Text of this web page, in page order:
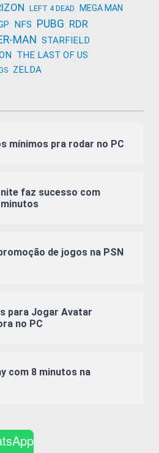
LEFT 4 DEAD MEGA MAN
NFS PUBG RDR
MAN STARFIELD
THE LAST OF US
ZELDA
mínimos pra rodar no PC
faz sucesso com
de jogos na PSN
para Jogar Avatar
no PC
com 8 minutos na